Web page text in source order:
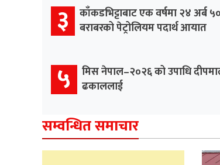
३
काँकडभिट्टाबाट एक वर्षमा २४ अर्ब
बराबरको पेट्रोलियम पदार्थ आयात
५
मिस नेपाल–२०२६ को उपाधि
ढकाललाई
सम्वन्धित समाचार